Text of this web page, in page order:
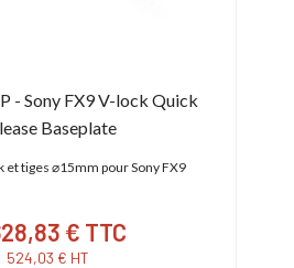
- Sony FX9 V-lock Quick
Baseplate
et tiges ⌀15mm pour Sony FX9
€ TTC
524,03 € HT